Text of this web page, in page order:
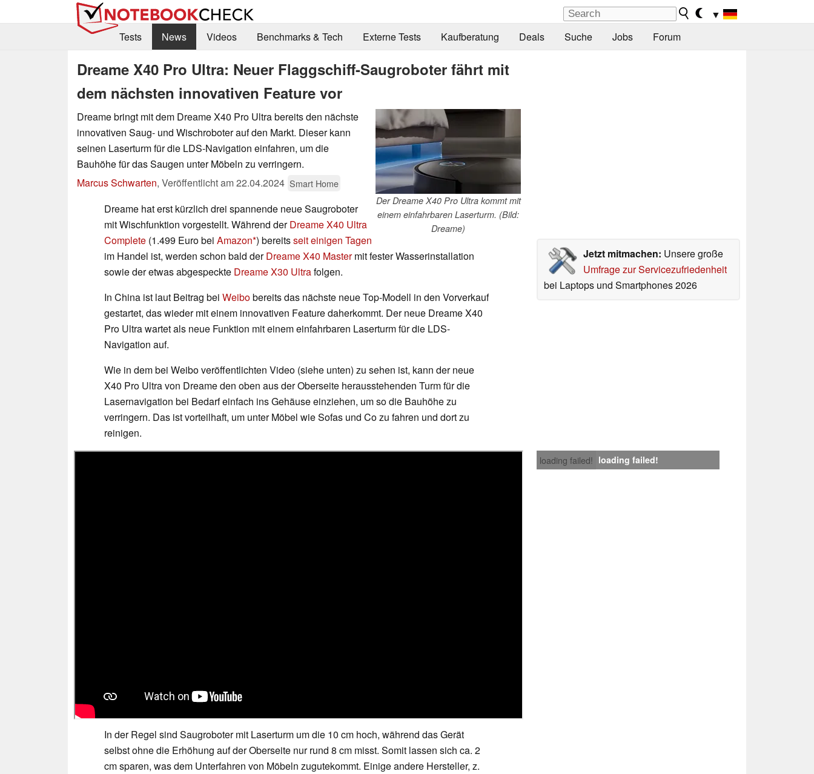
▼
Tests
News Videos Benchmarks & Tech Externe Tests Kaufberatung Deals Suche Jobs Forum
Dreame X40 Pro Ultra: Neuer Flaggschiff-Saugroboter fährt mit
dem nächsten innovativen Feature vor
Der Dreame X40 Pro Ultra kommt mit
einem einfahrbaren Laserturm. (Bild:
Dreame)
Dreame bringt mit dem Dreame X40 Pro Ultra bereits den nächste
innovativen Saug- und Wischroboter auf den Markt. Dieser kann
seinen Laserturm für die LDS-Navigation einfahren, um die
Bauhöhe für das Saugen unter Möbeln zu verringern.
Marcus Schwarten, Veröffentlicht am22.04.2024 Smart Home
Jetzt mitmachen: Unsere große
Umfrage zur Servicezufriedenheit
bei Laptops und Smartphones 2026
Dreame hat erst kürzlich drei spannende neue Saugroboter
mit Wischfunktion vorgestellt. Während derDreame X40 Ultra
Complete (1.499 Euro bei Amazon ) bereitsseit einigen Tagen
im Handel ist, werden schon bald derDreame X40 Mastermit fester Wasserinstallation
sowie der etwas abgespeckte Dreame X30 Ultrafolgen.
In China ist laut Beitrag bei Weibobereits das nächste neue Top-Modell in den Vorverkauf
gestartet, das wieder mit einem innovativen Feature daherkommt. Der neue Dreame X40
Pro Ultra wartet als neue Funktion mit einem einfahrbaren Laserturm für die LDS-
Navigation auf.
Wie in dem bei Weibo veröffentlichten Video (siehe unten) zu sehen ist, kann der neue
X40 Pro Ultra von Dreame den oben aus der Oberseite herausstehenden Turm für die
Lasernavigation bei Bedarf einfach ins Gehäuse einziehen, um so die Bauhöhe zu
verringern. Das ist vorteilhaft, um unter Möbel wie Sofas und Co zu fahren und dort zu
reinigen.
loading failed! loading failed!
In der Regel sind Saugroboter mit Laserturm um die 10 cm hoch, während das Gerät
selbst ohne die Erhöhung auf der Oberseite nur rund 8 cm misst. Somit lassen sich ca. 2
cm sparen, was dem Unterfahren von Möbeln zugutekommt. Einige andere Hersteller, z.